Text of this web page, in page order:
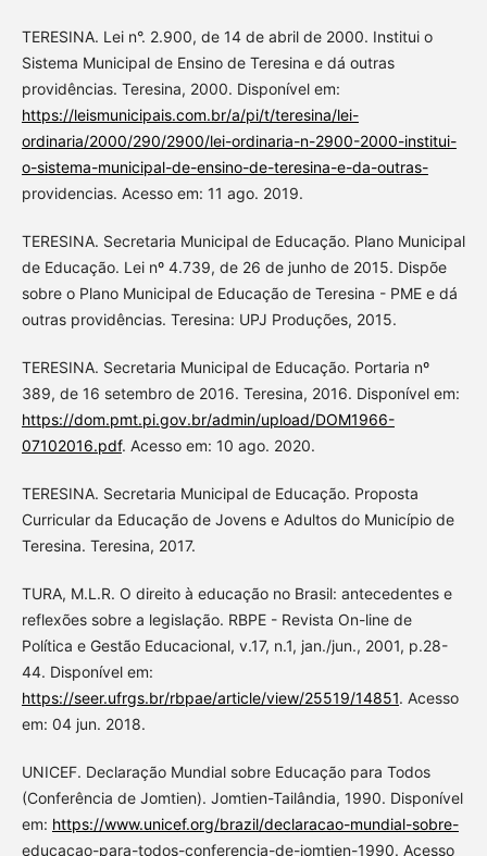
TERESINA. Lei n°. 2.900, de 14 de abril de 2000. Institui o
Sistema Municipal de Ensino de Teresina e dá outras
providências. Teresina, 2000. Disponível em:
https://leismunicipais.com.br/a/pi/t/teresina/lei-
ordinaria/2000/290/2900/lei-ordinaria-n-2900-2000-institui-
o-sistema-municipal-de-ensino-de-teresina-e-da-outras-
providencias. Acesso em: 11 ago. 2019.
TERESINA. Secretaria Municipal de Educação. Plano Municipal
de Educação. Lei nº 4.739, de 26 de junho de 2015. Dispõe
sobre o Plano Municipal de Educação de Teresina - PME e dá
outras providências. Teresina: UPJ Produções, 2015.
TERESINA. Secretaria Municipal de Educação. Portaria nº
389, de 16 setembro de 2016. Teresina, 2016. Disponível em:
https://dom.pmt.pi.gov.br/admin/upload/DOM1966-
07102016.pdf. Acesso em: 10 ago. 2020.
TERESINA. Secretaria Municipal de Educação. Proposta
Curricular da Educação de Jovens e Adultos do Município de
Teresina. Teresina, 2017.
TURA, M.L.R. O direito à educação no Brasil: antecedentes e
reflexões sobre a legislação. RBPE - Revista On-line de
Política e Gestão Educacional, v.17, n.1, jan./jun., 2001, p.28-
44. Disponível em:
https://seer.ufrgs.br/rbpae/article/view/25519/14851. Acesso
em: 04 jun. 2018.
UNICEF. Declaração Mundial sobre Educação para Todos
(Conferência de Jomtien). Jomtien-Tailândia, 1990. Disponível
em: https://www.unicef.org/brazil/declaracao-mundial-sobre-
educacao-para-todos-conferencia-de-jomtien-1990. Acesso